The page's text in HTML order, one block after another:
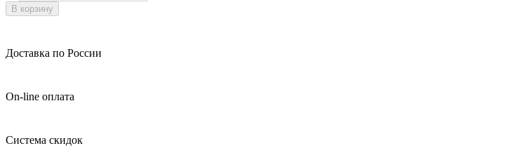
В корзину
Доставка по России
On-line оплата
Система скидок